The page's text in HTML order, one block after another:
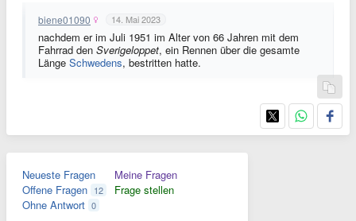
biene01090 14. Mai 2023
nachdem er im Juli 1951 im Alter von 66 Jahren mit dem
Fahrrad den Sverigeloppet, ein Rennen über die gesamte
Länge Schwedens, bestritten hatte.
Neueste Fragen
Offene Fragen 12
Ohne Antwort 0
Meine Fragen
Frage stellen